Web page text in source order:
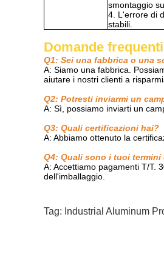
smontaggio
4. L'errore di
stabili.
Domande frequenti
Q1: Sei una fabbrica o una
A: Siamo una fabbrica.
aiutare i nostri clienti a
Q2: Potresti inviarmi un
A: Sì, possiamo inviarti un
Q3: Quali certificazioni hai?
A: Abbiamo ottenuto la
Q4: Quali sono i tuoi termini
A: Accettiamo pagamenti T/T.
dell'imballaggio.
Tag: Industrial Aluminum